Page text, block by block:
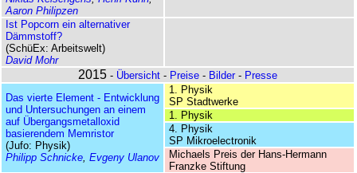
Aaron Philipzen
Ist Popcorn ein alternativer
Dämmstoff?
(SchüEx: Arbeitswelt)
David Mohr
2015 - Übersicht - Preise - Bilder - Presse
Das vierte Element - Entwicklung
und Untersuchungen an einem
auf Übergangs­metall­oxid
basierendem Memristor
(Jufo: Physik)
Philipp Schnicke Evgeny Ulanov
1. Physik
SP Stadtwerke
1. Physik
4. Physik
SP Mikroelectronik
Michaels Preis der Hans-Hermann
Franzke Stiftung